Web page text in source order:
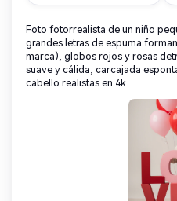
Foto fotorrealista de un niño
grandes letras de espuma
marca), globos rojos y rosas
suave y cálida, carcajada
cabello realistas en 4k.